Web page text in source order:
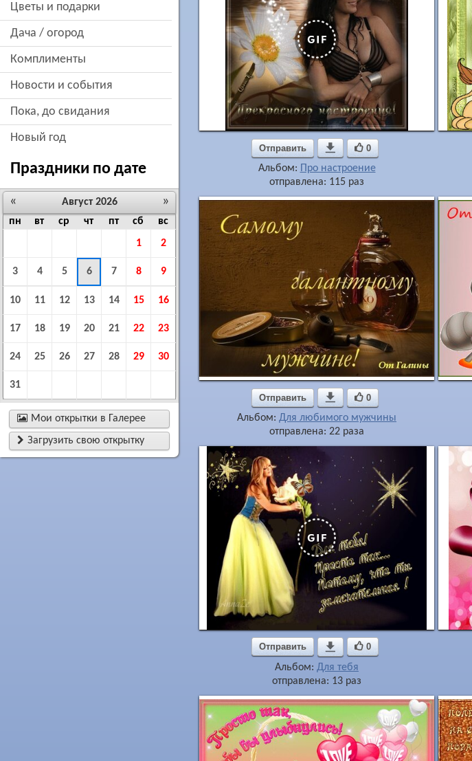
цветы и подарки
дача / огород
комплименты
новости и события
пока, до свидания
новый год
Праздники по дате
« »
Август 2026
пн
вт ср чт пт сб
вс
1
2
3 4 5 6 7 8 9
10 11 12 13 14 15 16
17 18 19 20 21 22 23
24 25 26 27 28 29 30
31
 Мои открытки в Галерее
 Загрузить свою открытку
Отправить  0
Альбом:
Про настроение
отправлена: 115 раз
Отправить  0
Альбом: Для любимого мужчины
отправлена: 22 раза
Отправить  0
Альбом: Для тебя
отправлена: 13 раз